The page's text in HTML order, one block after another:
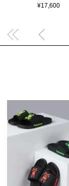
¥17,600